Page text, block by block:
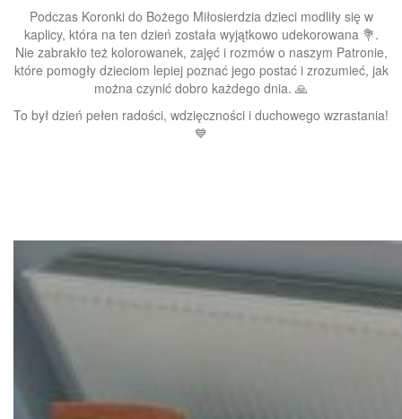
Podczas Koronki do Bożego Miłosierdzia dzieci modliły się w
kaplicy, która na ten dzień została wyjątkowo udekorowana 💐.
Nie zabrakło też kolorowanek, zajęć i rozmów o naszym Patronie,
które pomogły dzieciom lepiej poznać jego postać i zrozumieć, jak
można czynić dobro każdego dnia. 🙏
To był dzień pełen radości, wdzięczności i duchowego wzrastania!
💙